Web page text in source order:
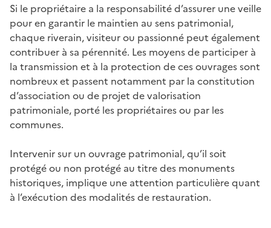
Si le propriétaire a la responsabilité d’assurer une veille
pour en garantir le maintien au sens patrimonial,
chaque riverain, visiteur ou passionné peut également
contribuer à sa pérennité. Les moyens de participer à
la transmission et à la protection de ces ouvrages sont
nombreux et passent notamment par la constitution
d’association ou de projet de valorisation
patrimoniale, porté les propriétaires ou par les
communes.
Intervenir sur un ouvrage patrimonial, qu’il soit
protégé ou non protégé au titre des monuments
historiques, implique une attention particulière quant
à l’exécution des modalités de restauration.